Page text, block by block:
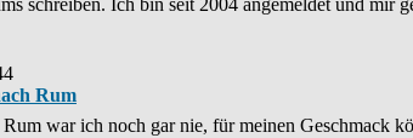
schreiben. Ich bin seit 2004 angemeldet und mir
Rum
war ich noch gar nie, für meinen Geschmack